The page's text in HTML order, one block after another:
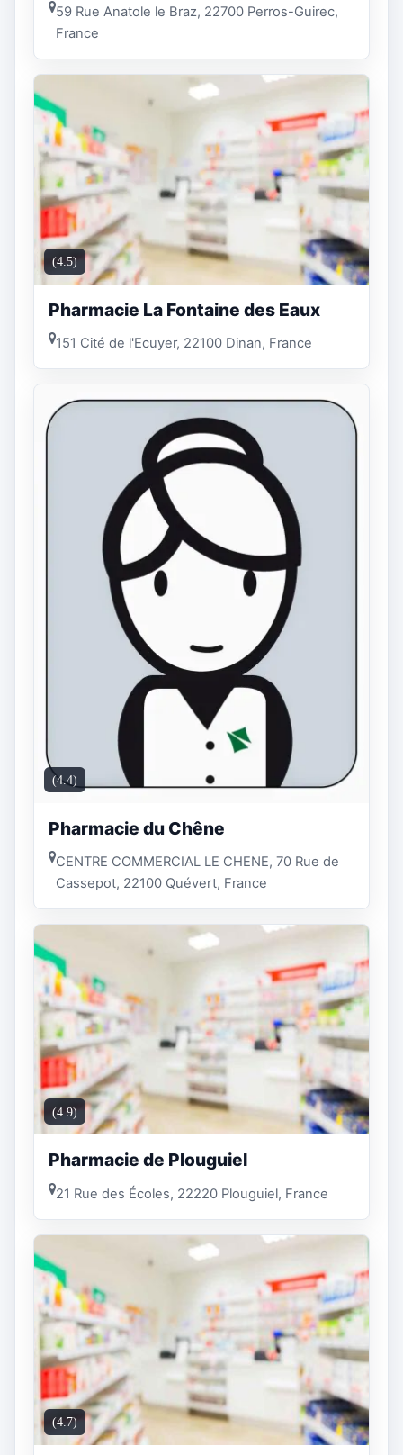
59 Rue Anatole le Braz, 22700 Perros-Guirec,
France
(4.5)
Pharmacie La Fontaine des Eaux
151 Cité de l'Ecuyer, 22100 Dinan, France
(4.4)
Pharmacie du Chêne
CENTRE COMMERCIAL LE CHENE, 70 Rue de
Cassepot, 22100 Quévert, France
(4.9)
Pharmacie de Plouguiel
21 Rue des Écoles, 22220 Plouguiel, France
(4.7)